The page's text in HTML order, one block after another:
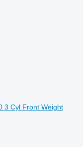
3 Cyl Front Weight